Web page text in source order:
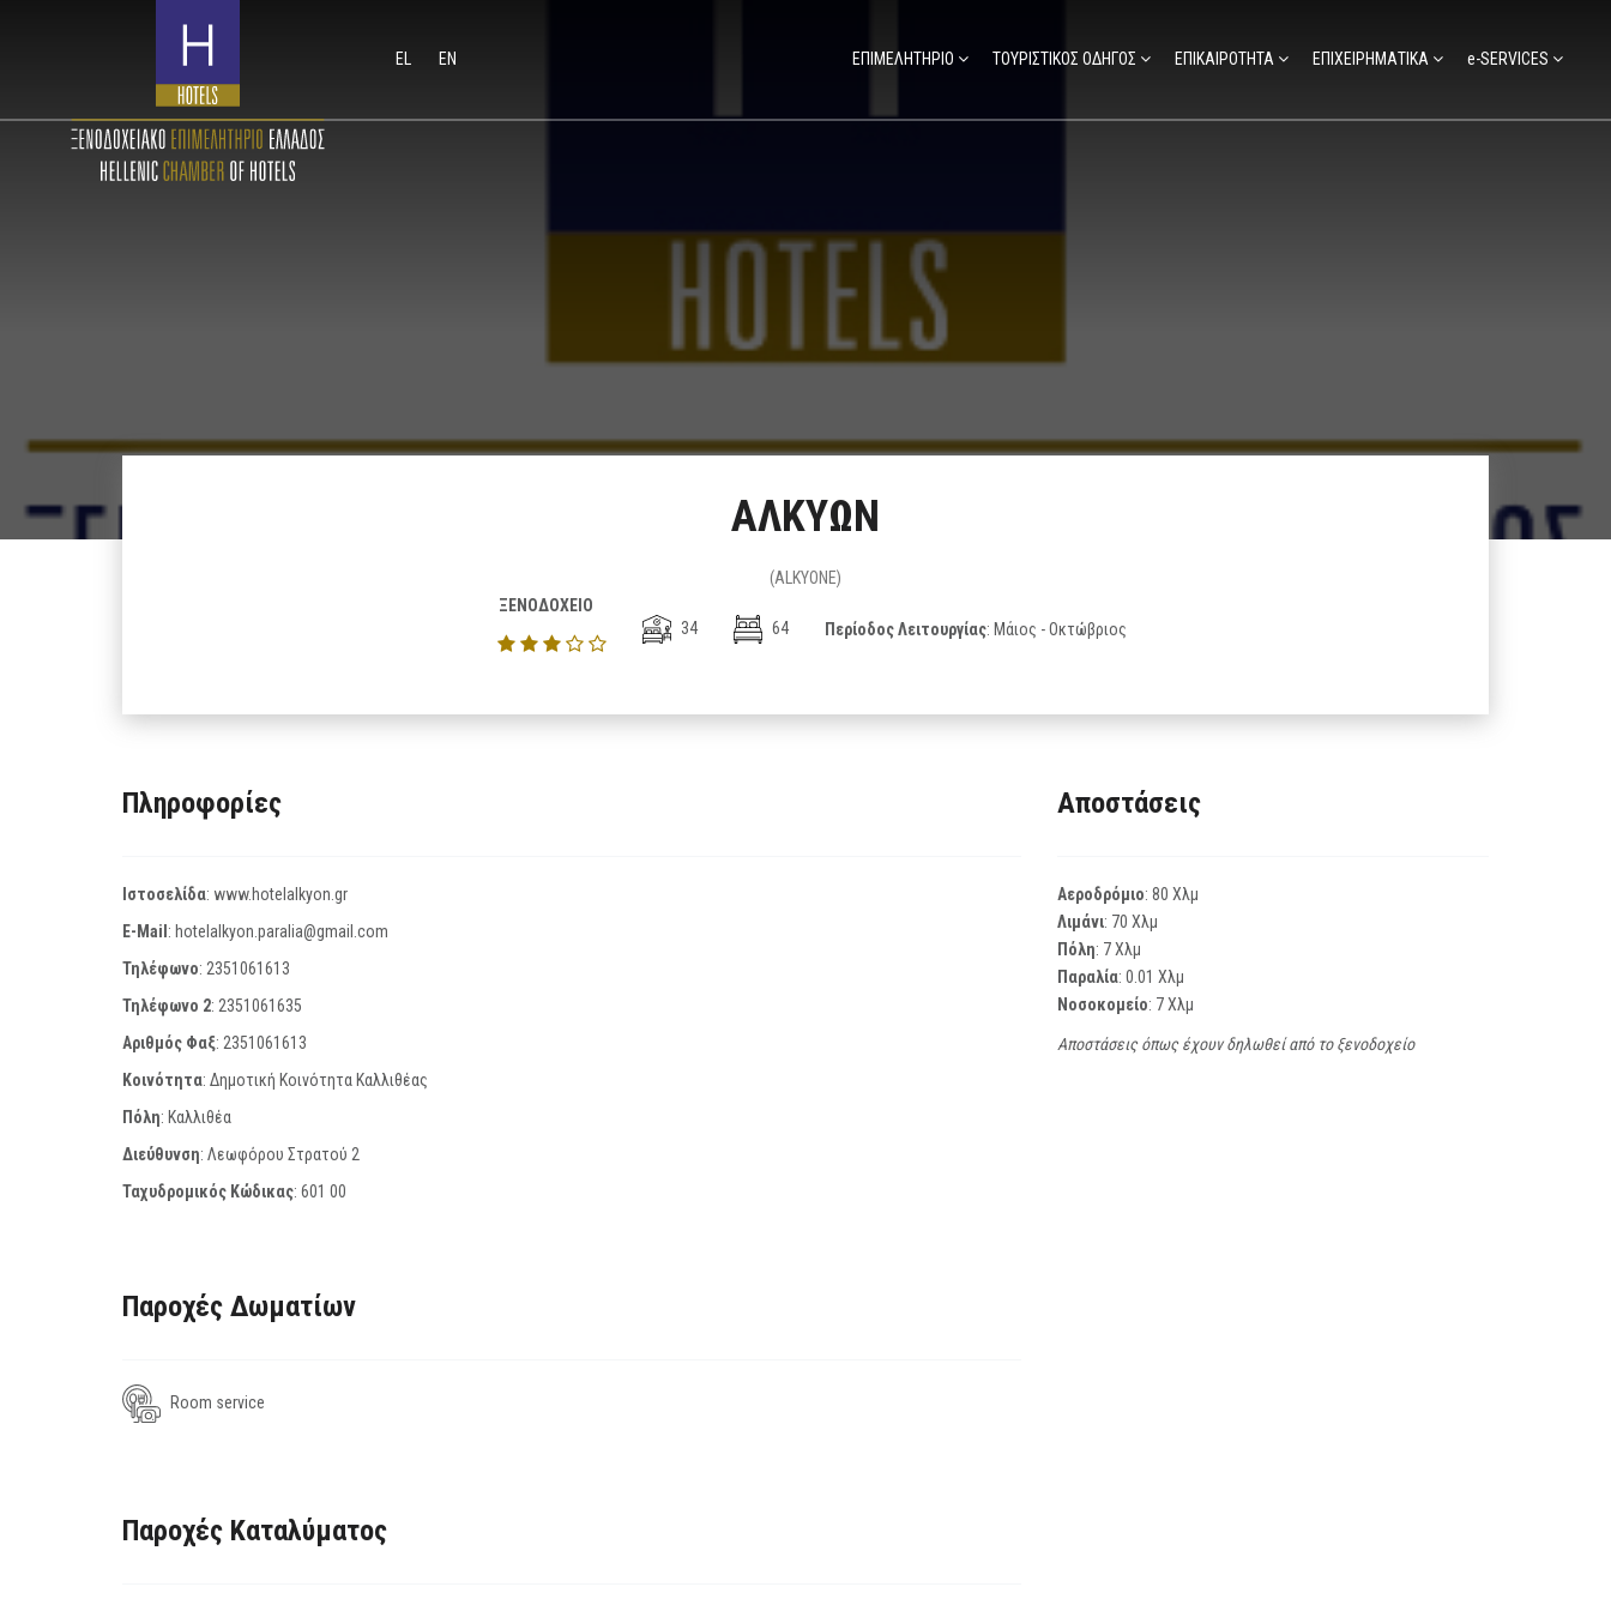
EL EN ΕΠΙΜΕΛΗΤΗΡΙΟ ΤΟΥΡΙΣΤΙΚΟΣ ΟΔΗΓΟΣ ΕΠΙΚΑΙΡΟΤΗΤΑ ΕΠΙΧΕΙΡΗΜΑΤΙΚΑ e-SERVICES
ΑΛΚΥΩΝ
(ALKYONE)
ΞΕΝΟΔΟΧΕΙΟ
34
64 Περίοδος Λειτουργίας: Μάιος - Οκτώβριος
Πληροφορίες
Ιστοσελίδα: www.hotelalkyon.gr
E-Mail : hotelalkyon.paralia@gmail.com
Τηλέφωνο: 2351061613
Τηλέφωνο 2: 2351061635
Αριθμός Φαξ: 2351061613
Κοινότητα: Δημοτική Κοινότητα Καλλιθέας
Πόλη: Καλλιθέα
Διεύθυνση: Λεωφόρου Στρατού 2
Ταχυδρομικός Κώδικας: 601 00
Παροχές Δωματίων
Room service
Παροχές Καταλύματος
Αποστάσεις
Αεροδρόμιο: 80 Χλμ
Λιμάνι: 70 Χλμ
Πόλη: 7 Χλμ
Παραλία: 0.01 Χλμ
Νοσοκομείο: 7 Χλμ
Αποστάσεις όπως έχουν δηλωθεί από το ξενοδοχείο